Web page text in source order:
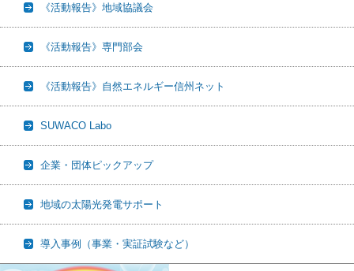
《活動報告》地域協議会
《活動報告》専門部会
《活動報告》自然エネルギー信州ネット
SUWACO Labo
企業・団体ピックアップ
地域の太陽光発電サポート
導入事例（事業・実証試験など）